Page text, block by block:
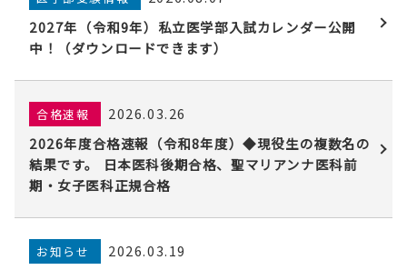
2027年（令和9年）私立医学部入試カレンダー公開
中！（ダウンロードできます）
合格速報
2026.03.26
2026年度合格速報（令和8年度）◆現役生の複数名の
結果です。 日本医科後期合格、聖マリアンナ医科前
期・女子医科正規合格
お知らせ
2026.03.19